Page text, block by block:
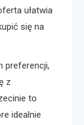
ułatwia
się na
preferencji,
z
to
idealnie